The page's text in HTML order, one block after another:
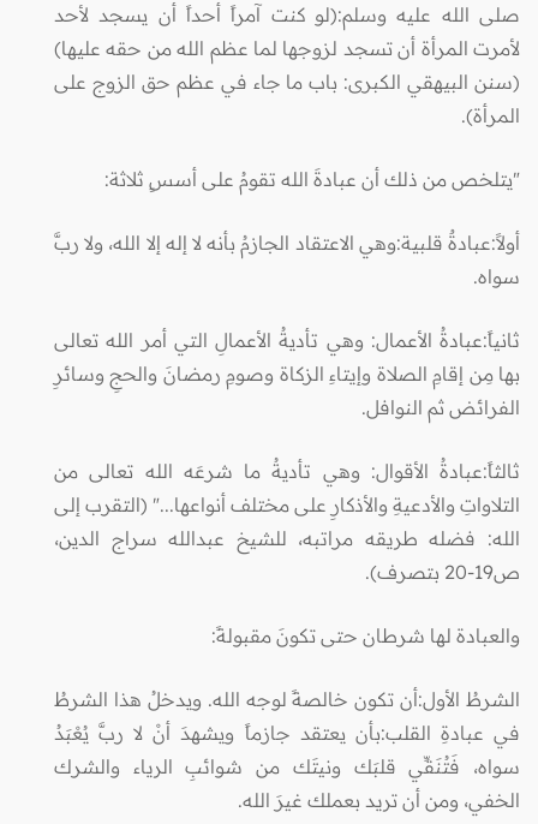
صلى الله عليه وسلم:(لو كنت آمراً أحداً أن يسجد لأحد
لأمرت المرأة أن تسجد لزوجها لما عظم الله من حقه عليها)
(سنن البيهقي الكبرى: باب ما جاء في عظم حق الزوج على
المرأة).
"يتلخص من ذلك أن عبادةَ الله تقومُ على أسسٍ ثلاثة:
أولاً:عبادةٌ قلبية:وهي الاعتقاد الجازمُ بأنه لا إله إلا الله، ولا ربَّ
سواه.
ثانياً:عبادةُ الأعمال: وهي تأديةُ الأعمالِ التي أمر الله تعالى
بها مِن إقامِ الصلاة وإيتاءِ الزكاة وصومِ رمضانَ والحجِ وسائرِ
الفرائض ثم النوافل.
ثالثاً:عبادةُ الأقوال: وهي تأديةُ ما شرعَه الله تعالى من
التلاواتِ والأدعيةِ والأذكارِ على مختلف أنواعها..." (التقرب إلى
الله: فضله طريقه مراتبه، للشيخ عبدالله سراج الدين،
ص19-20 بتصرف).
والعبادة لها شرطان حتى تكونَ مقبولةً:
الشرطُ الأول:أن تكون خالصةً لوجه الله. ويدخلُ هذا الشرطُ
في عبادةِ القلب:بأن يعتقد جازماً ويشهدَ أنْ لا ربَّ يُعْبَدُ
سواه، فَتُنَقِّي قلبَك ونيتَك من شوائبِ الرياء والشرك
الخفي، ومن أن تريد بعملك غيرَ الله.